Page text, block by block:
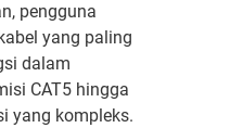
pengguna
yang paling
dalam
CAT5 hingga
yang kompleks.